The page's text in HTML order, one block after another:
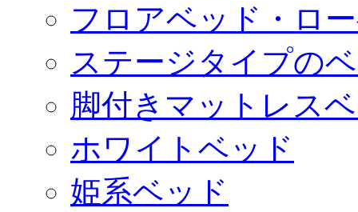
フロアベッド・ロ
ステージタイプの
脚付きマットレス
ホワイトベッド
姫系ベッド